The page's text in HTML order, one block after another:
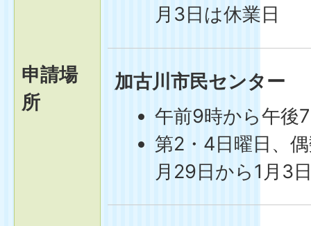
申請場
所
月3日は休業日
加古川市民センター
午前9時から午後
第2・4日曜日、
月29日から1月3